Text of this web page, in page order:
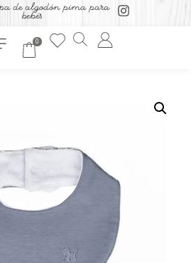
de algodón pima para
bebés
0